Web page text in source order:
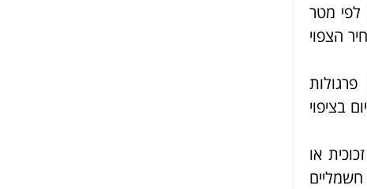
לפי מטר
הצפוי
בציפוי
או